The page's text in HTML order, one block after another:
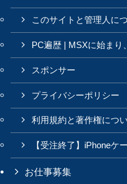
このサイトと管理人に
PC遍歴 | MSXに始まり
スポンサー
プライバシーポリシー
利用規約と著作権につ
【受注終了】iPhoneケ
お仕事募集